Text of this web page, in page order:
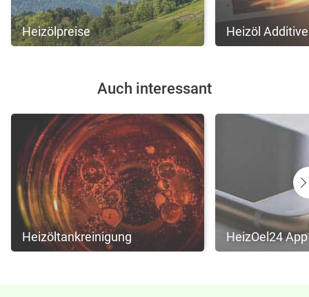
Heizölpreise Heizöl Additive
Auch interessant
Heizöltankreinigung HeizOel24 App